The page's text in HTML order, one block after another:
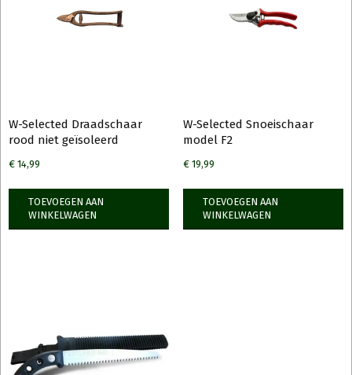
W-Selected Draadschaar
rood niet geïsoleerd
€ 14,99
TOEVOEGEN AAN
WINKELWAGEN
W-Selected Snoeischaar
model F2
€19,99
TOEVOEGEN AAN
WINKELWAGEN